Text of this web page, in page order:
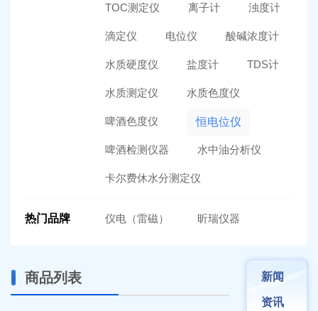
TOC测定仪 离子计 浊度计
滴定仪 电位仪 酸碱浓度计
水质硬度仪 盐度计 TDS计
水质测定仪 水质色度仪
啤酒色度仪 恒电位仪
啤酒检测仪器 水中油分析仪
卡尔费休水分测定仪
热门品牌 仪电（雷磁） 昕瑞仪器
商品列表 新闻
资讯